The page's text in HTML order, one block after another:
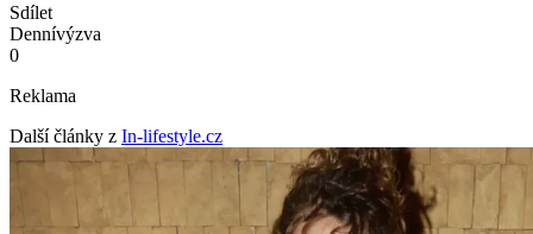
Sdílet
Dennívýzva
0
Reklama
Další články z In-lifestyle.cz